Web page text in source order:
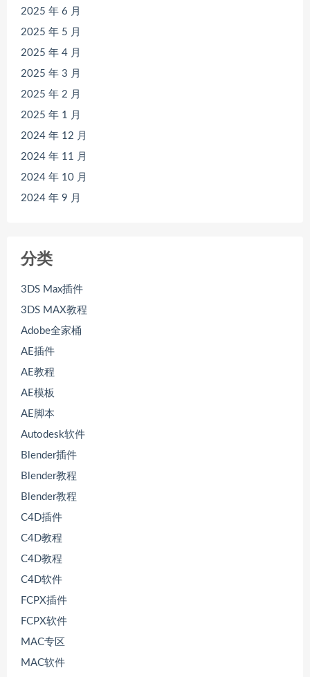
2025 年 6 月
2025 年 5 月
2025 年 4 月
2025 年 3 月
2025 年 2 月
2025 年 1 月
2024 年 12 月
2024 年 11 月
2024 年 10 月
2024 年 9 月
分类
3DS Max插件
3DS MAX教程
Adobe全家桶
AE插件
AE教程
AE模板
AE脚本
Autodesk软件
Blender插件
Blender教程
Blender教程
C4D插件
C4D教程
C4D教程
C4D软件
FCPX插件
FCPX软件
MAC专区
MAC软件